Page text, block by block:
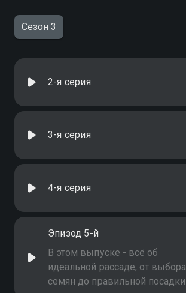
Сезон 3
2-я серия
3-я серия
4-я серия
Эпизод 5-й
В этом выпуске - всё об
идеальной рассаде, от выбора
семян до правильной посадки